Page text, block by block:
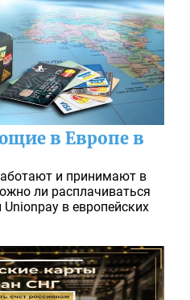
в Европе в
и принимают в
ли расплачиваться
в европейских